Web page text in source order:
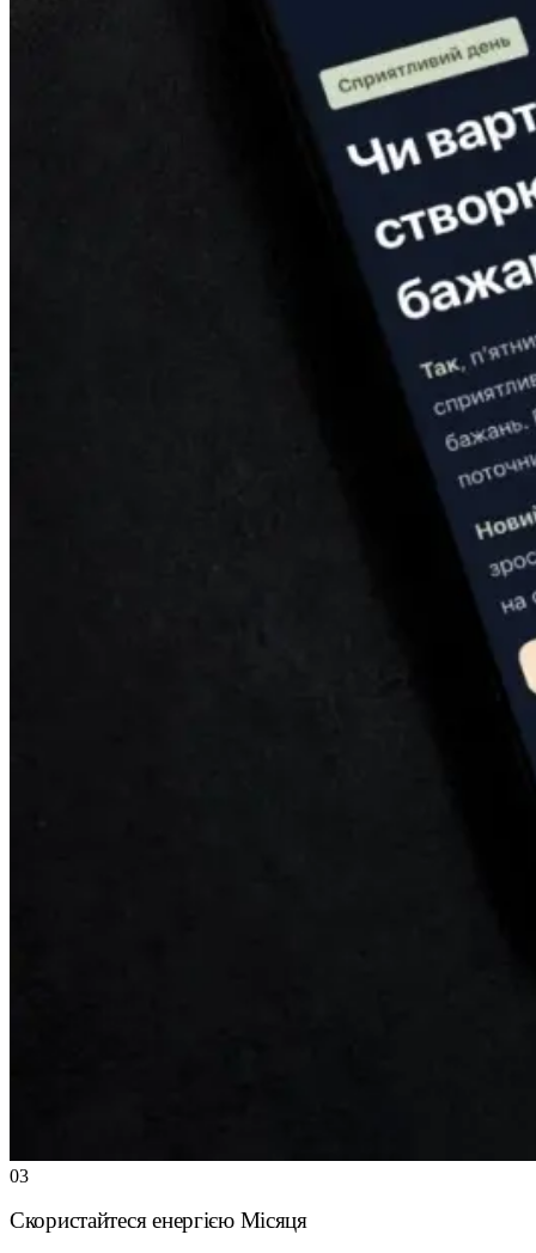
03
Скористайтеся енергією Місяця